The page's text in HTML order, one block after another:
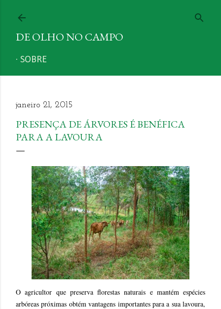
DE OLHO NO CAMPO
SOBRE
janeiro 21, 2015
PRESENÇA DE ÁRVORES É BENÉFICA
PARA A LAVOURA
O agricultor que preserva florestas naturais e mantém espécies
arbóreas próximas obtém vantagens importantes para a sua lavoura,